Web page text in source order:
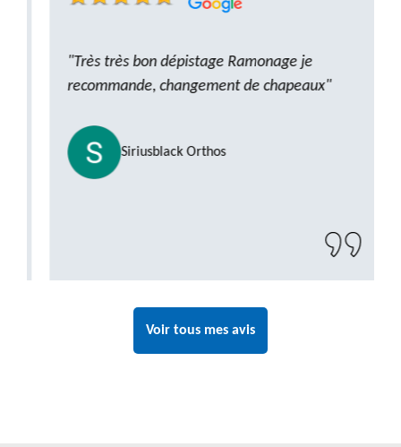
"Très très bon dépistage Ramonage je
recommande, changement de chapeaux"
Siriusblack Orthos
Voir tous mes avis